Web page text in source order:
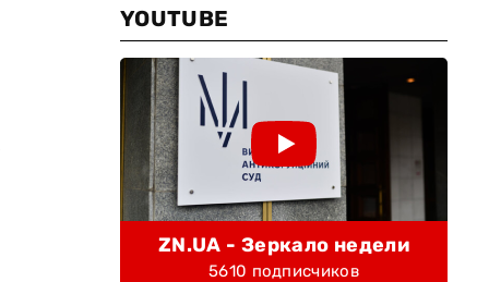
YOUTUBE
ZN.UA - Зеркало недели
5610 подписчиков